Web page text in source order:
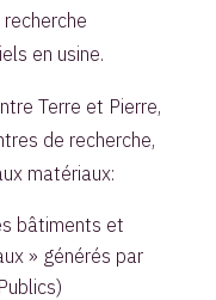
en usine.
Terre et Pierre,
de recherche,
matériaux:
bâtiments et
» générés par